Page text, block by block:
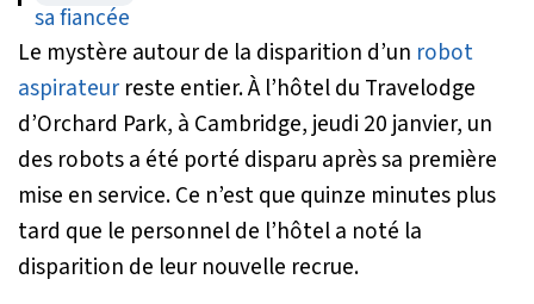
Le mystère autour de la disparition d’un robot
aspirateur reste entier. À l’hôtel du Travelodge
d’Orchard Park, à Cambridge, jeudi 20 janvier, un
des robots a été porté disparu après sa première
mise en service. Ce n’est que quinze minutes plus
tard que le personnel de l’hôtel a noté la
disparition de leur nouvelle recrue.